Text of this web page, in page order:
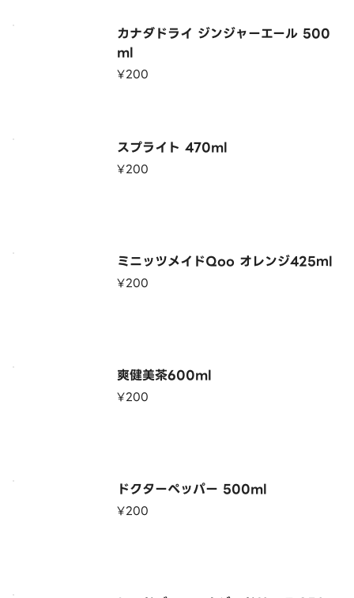
カナダドライ ジンジャーエール 500
ml
¥200
スプライト 470ml
¥200
ミニッツメイドQoo オレンジ425ｍl
¥200
爽健美茶600ml
¥200
ドクターペッパー 500ml
¥200